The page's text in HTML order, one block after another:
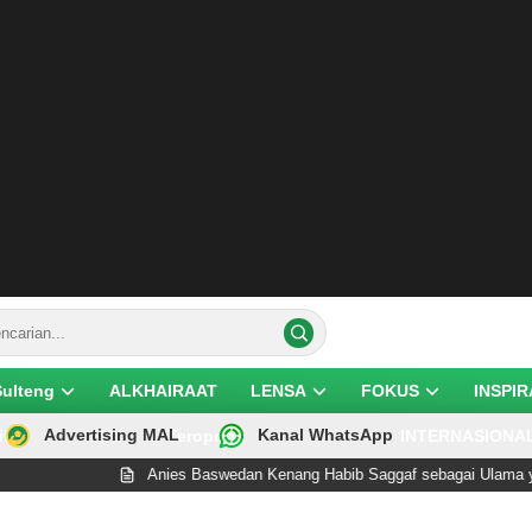
ALKHAIRAAT LENSA FOKUS
Teropong
Advertising MAL Kanal WhatsApp
Anies Baswedan Kenang Habib Saggaf sebagai Ulama yang